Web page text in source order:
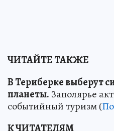
ЧИТАЙТЕ ТАКЖЕ
В Териберке выберут
планеты. Заполярье
событийный туризм (